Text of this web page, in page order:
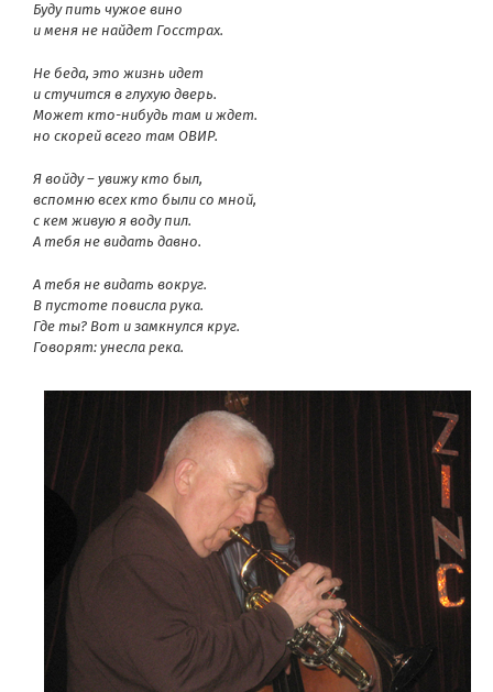
Буду пить чужое вино
и меня не найдет Госстрах.
Не беда, это жизнь идет
и стучится в глухую дверь.
Может кто-нибудь там и ждет.
но скорей всего там ОВИР.
Я войду – увижу кто был,
вспомню всех кто были со мной,
с кем живую я воду пил.
А тебя не видать давно.
А тебя не видать вокруг.
В пустоте повисла рука.
Где ты? Вот и замкнулся круг.
Говорят: унесла река.